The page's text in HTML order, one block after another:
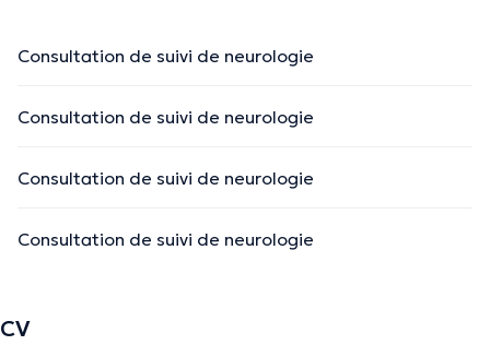
Consultation de suivi de neurologie
Consultation de suivi de neurologie
Consultation de suivi de neurologie
Consultation de suivi de neurologie
CV